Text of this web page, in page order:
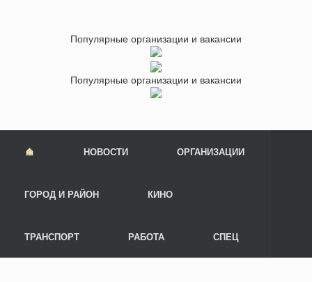
Популярные организации и вакансии
Популярные организации и вакансии
НОВОСТИ ОРГАНИЗАЦИИ
ГОРОД И РАЙОН КИНО
ТРАНСПОРТ РАБОТА СПЕЦ